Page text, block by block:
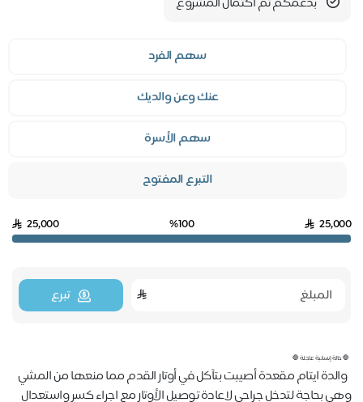
سهم الفرد
عنك وعن والديك
سهم الأسرة
التبرع المفتوح
25,000
%100
25,000
تبرع
🛑 حالة إنسانية عاجلة 🛑
والدة ايتام مقعدة أصيبت بتآكل في أوتار القدم مما منعها من المشي
وهي بحاجة لتدخل جراحي لاعادة توصيل الأوتار مع اجراء كسر واستعدال